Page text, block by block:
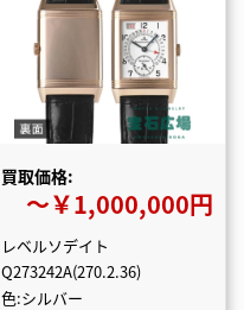
買取価格:
〜￥1,000,000円
レベルソデイト
Q273242A(270.2.36)
色:シルバー